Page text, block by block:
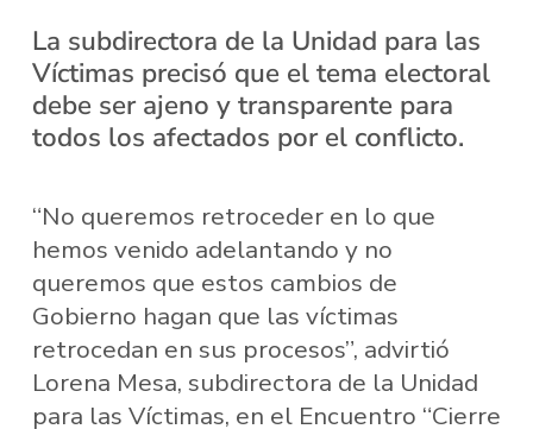
La subdirectora de la Unidad para las
Víctimas precisó que el tema electoral
debe ser ajeno y transparente para
todos los afectados por el conflicto.
“No queremos retroceder en lo que
hemos venido adelantando y no
queremos que estos cambios de
Gobierno hagan que las víctimas
retrocedan en sus procesos”, advirtió
Lorena Mesa, subdirectora de la Unidad
para las Víctimas, en el Encuentro “Cierre